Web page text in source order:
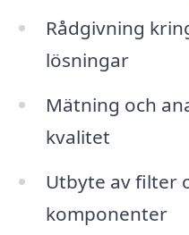
Rådgivning
lösningar
Mätning och
kvalitet
Utbyte av filter
komponenter